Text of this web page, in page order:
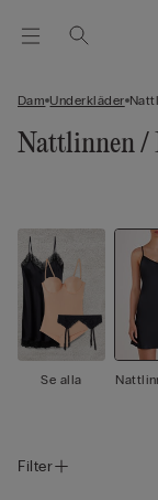
Dam Underkläder
Nattlinnen /
Se alla
Filter